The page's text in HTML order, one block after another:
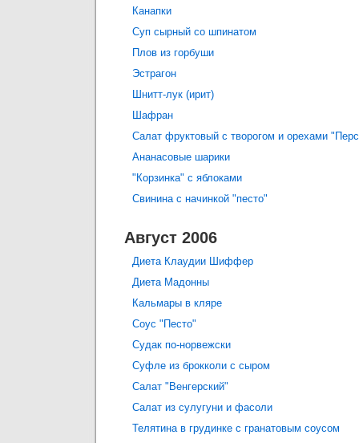
Канапки
Суп сырный со шпинатом
Плов из горбуши
Эстрагон
Шнитт-лук (ирит)
Шафран
Салат фруктовый с творогом и орехами
Ананасовые шарики
"Корзинка" с яблоками
Свинина с начинкой "песто"
Август 2006
Диета Клаудии Шиффер
Диета Мадонны
Кальмары в кляре
Соус "Песто"
Судак по-норвежски
Суфле из брокколи с сыром
Салат "Венгерский"
Салат из сулугуни и фасоли
Телятина в грудинке с гранатовым соусом